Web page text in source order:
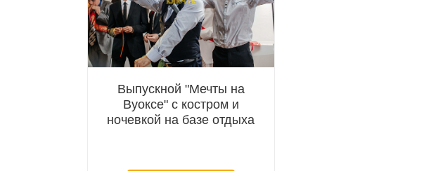
Выпускной "Мечты на
Вуоксе" с костром и
ночевкой на базе отдыха